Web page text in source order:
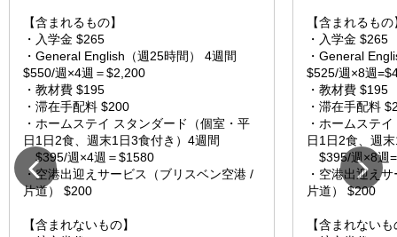
【含まれるもの】
・入学金 $265
・General English（週25時間） 4週間
$550/週×4週＝$2,200
・教材費 $195
・滞在手配料 $200
・ホームステイ スタンダード（個室・平
日1日2食、週末1日3食付き）4週間
$395/週×4週＝$1580
・空港出迎えサービス（ブリスベン空港 /
片道） $200
【含まれないもの】
【含まれるもの
・入学金 $265
・General
$525/週×8週
・教材費 $195
・滞在手配料
・ホームステ
日1日2食、週
$395/週×8週
・空港出迎え
片道） $200
【含まれない